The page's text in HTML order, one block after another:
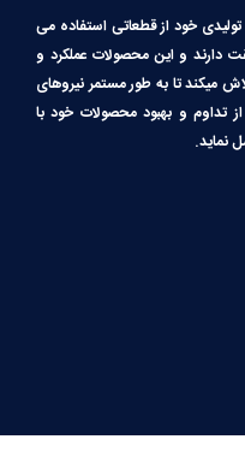
خود از قطعاتی استفاده می
دارند و این محصولات عملکرد و
میکند تا به طور مستمر نیروهای
تداوم و بهبود محصولات خود با
نماید.